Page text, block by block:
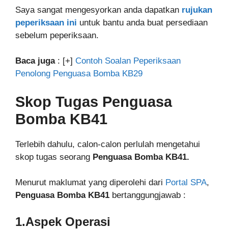
Saya sangat mengesyorkan anda dapatkan rujukan
peperiksaan ini untuk bantu anda buat persediaan
sebelum peperiksaan.
Baca juga: [+] Contoh Soalan Peperiksaan
Penolong Penguasa Bomba KB29
Skop Tugas Penguasa
Bomba KB41
Terlebih dahulu, calon-calon perlulah mengetahui
skop tugas seorang Penguasa Bomba KB41.
Menurut maklumat yang diperolehi dari Portal SPA,
Penguasa Bomba KB41 bertanggungjawab :
1.Aspek Operasi